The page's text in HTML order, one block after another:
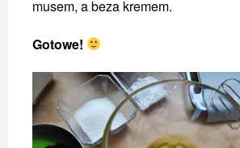
musem, a beza kremem.
Gotowe!